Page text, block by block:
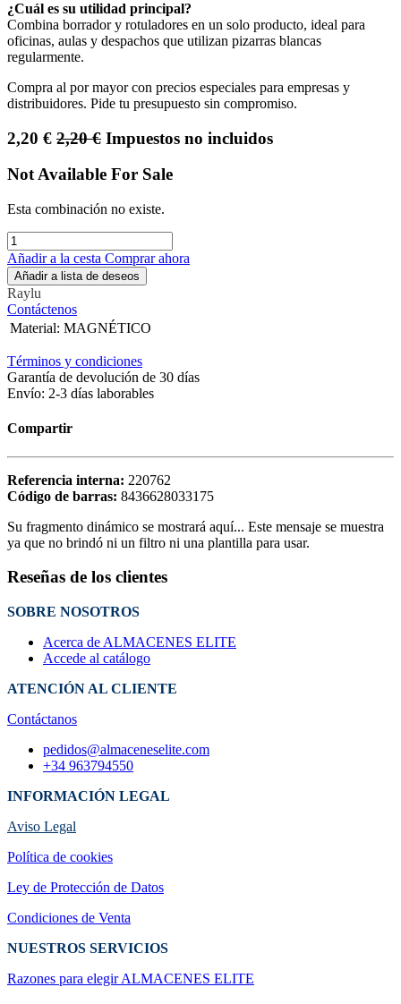
¿Cuál es su utilidad principal?
Combina borrador y rotuladores en un solo producto, ideal para
oficinas, aulas y despachos que utilizan pizarras blancas
regularmente.
Compra al por mayor con precios especiales para empresas y
distribuidores. Pide tu presupuesto sin compromiso.
2,20 € 2,20€ Impuestos no incluidos
Not Available For Sale
Esta combinación no existe.
Añadir a la cesta Comprar ahora
Añadir a lista de deseos
Raylu
Contáctenos
Material: MAGNÉTICO
Términos y condiciones
Garantía de devolución de 30 días
Envío: 2-3 días laborables
Compartir
Referencia interna: 220762
Código de barras: 8436628033175
Su fragmento dinámico se mostrará aquí... Este mensaje se muestra
ya que no brindó ni un filtro ni una plantilla para usar.
Reseñas de los clientes
SOBRE NOSOTROS
Acerca de ALMACENES ELITE
Accede al catálogo
ATENCIÓN AL CLIENTE
Contáctanos
pedidos@almaceneselite.com
+34 963794550
INFORMACIÓN LEGAL
Aviso Legal
Política de cookies
Ley de Protección de Datos
Condiciones de Venta
NUESTROS SERVICIOS
Razones para elegir ALMACENES ELI​TE